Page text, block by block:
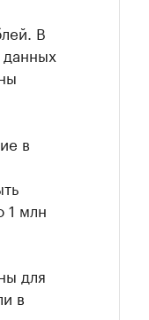
В
в
1 млн
для
в